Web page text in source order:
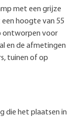
met een grijze
hoogte van 55
ontworpen voor
en de afmetingen
tuinen of op
die het plaatsen in